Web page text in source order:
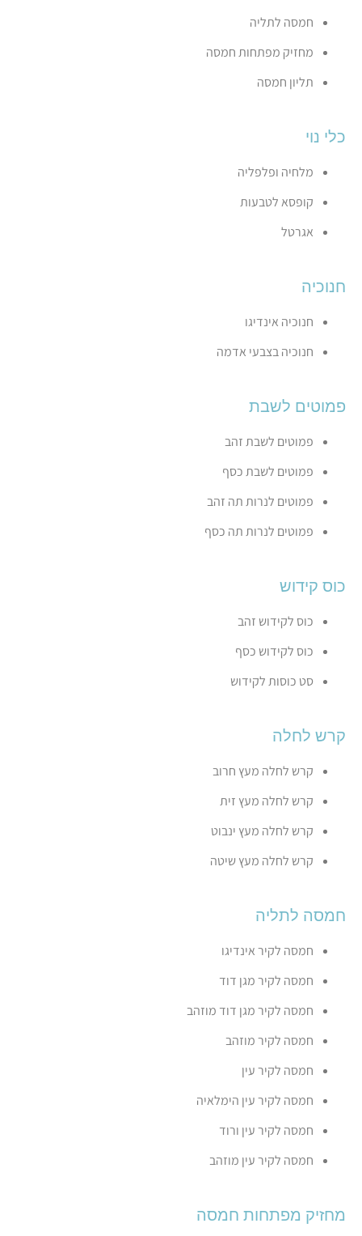
חמסה לתליה
מחזיק מפתחות חמסה
תליון חמסה
כלי נוי
מלחיה ופלפליה
קופסא לטבעות
אגרטל
חנוכיה
חנוכיה אינדיגו
חנוכיה בצבעי אדמה
פמוטים לשבת
פמוטים לשבת זהב
פמוטים לשבת כסף
פמוטים לנרות תה זהב
פמוטים לנרות תה כסף
כוס קידוש
כוס לקידוש זהב
כוס לקידוש כסף
סט כוסות לקידוש
קרש לחלה
קרש לחלה מעץ חרוב
קרש לחלה מעץ זית
קרש לחלה מעץ ינבוט
קרש לחלה מעץ שיטה
חמסה לתליה
חמסה לקיר אינדיגו
חמסה לקיר מגן דוד
חמסה לקיר מגן דוד מוזהב
חמסה לקיר מוזהב
חמסה לקיר עין
חמסה לקיר עין הימלאיה
חמסה לקיר עין ורוד
חמסה לקיר עין מוזהב
מחזיק מפתחות חמסה